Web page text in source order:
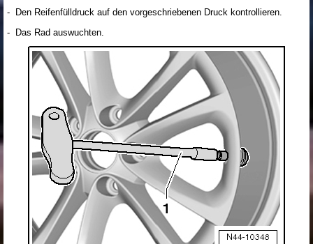
- Den Reifenfülldruck auf den vorgeschriebenen Druck kontrollieren.
- Das Rad auswuchten.